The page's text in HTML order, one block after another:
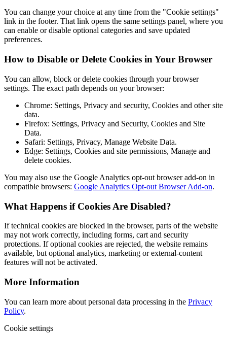
You can change your choice at any time from the "Cookie settings"
link in the footer. That link opens the same settings panel, where you
can enable or disable optional categories and save updated
preferences.
How to Disable or Delete Cookies in Your Browser
You can allow, block or delete cookies through your browser
settings. The exact path depends on your browser:
Chrome: Settings, Privacy and security, Cookies and other site
data.
Firefox: Settings, Privacy and Security, Cookies and Site
Data.
Safari: Settings, Privacy, Manage Website Data.
Edge: Settings, Cookies and site permissions, Manage and
delete cookies.
You may also use the Google Analytics opt-out browser add-on in
compatible browsers: Google Analytics Opt-out Browser Add-on.
What Happens if Cookies Are Disabled?
If technical cookies are blocked in the browser, parts of the website
may not work correctly, including forms, cart and security
protections. If optional cookies are rejected, the website remains
available, but optional analytics, marketing or external-content
features will not be activated.
More Information
You can learn more about personal data processing in the Privacy
Policy.
Cookie settings